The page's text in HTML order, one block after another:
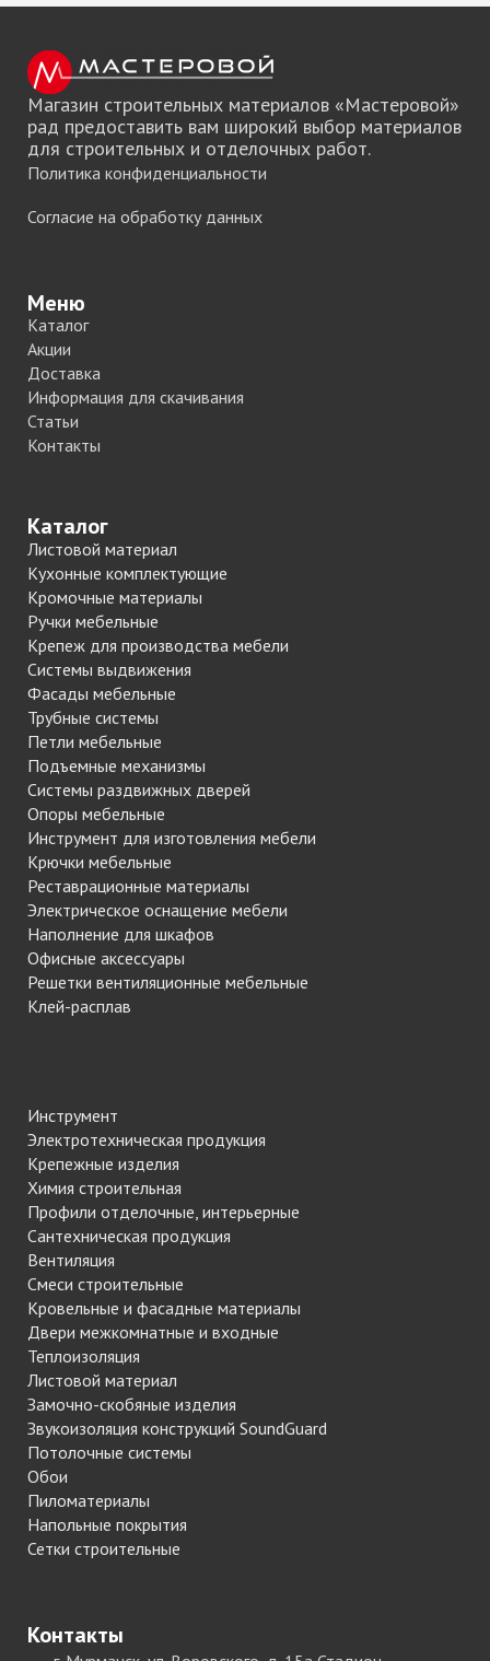
Магазин строительных материалов «Мастеровой»
рад предоставить вам широкий выбор материалов
для строительных и отделочных работ.
Политика конфиденциальности
Согласие на обработку данных
Меню
Каталог
Акции
Доставка
Информация для скачивания
Статьи
Контакты
Каталог
Листовой материал
Кухонные комплектующие
Кромочные материалы
Ручки мебельные
Крепеж для производства мебели
Системы выдвижения
Фасады мебельные
Трубные системы
Петли мебельные
Подъемные механизмы
Системы раздвижных дверей
Опоры мебельные
Инструмент для изготовления мебели
Крючки мебельные
Реставрационные материалы
Электрическое оснащение мебели
Наполнение для шкафов
Офисные аксессуары
Решетки вентиляционные мебельные
Клей-расплав
Инструмент
Электротехническая продукция
Крепежные изделия
Химия строительная
Профили отделочные, интерьерные
Сантехническая продукция
Вентиляция
Смеси строительные
Кровельные и фасадные материалы
Двери межкомнатные и входные
Теплоизоляция
Листовой материал
Замочно-скобяные изделия
Звукоизоляция конструкций SoundGuard
Потолочные системы
Обои
Пиломатериалы
Напольные покрытия
Сетки строительные
Контакты